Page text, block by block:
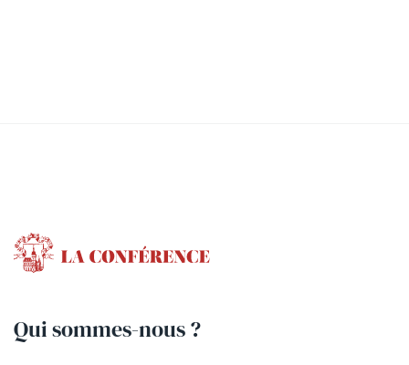
Qui sommes-nous ?